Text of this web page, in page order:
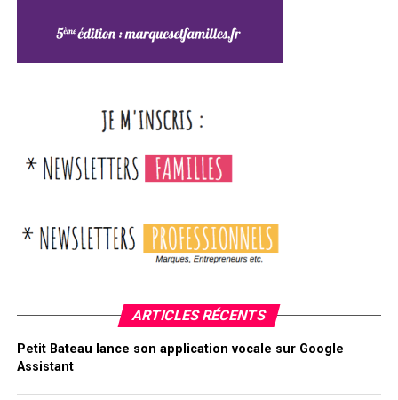
ARTICLES RÉCENTS
Petit Bateau lance son application vocale sur Google
Assistant